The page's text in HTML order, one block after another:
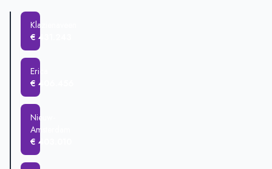
Klazienaveen
€ 431.243
Erica
€ 406.456
Nieuw-
Amsterdam
€ 403.010